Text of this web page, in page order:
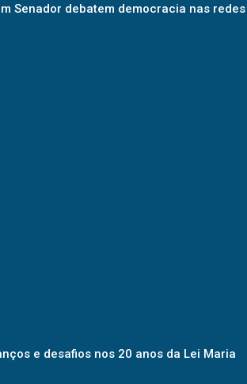
Senador debatem democracia nas redes
e desafios nos 20 anos da Lei Maria